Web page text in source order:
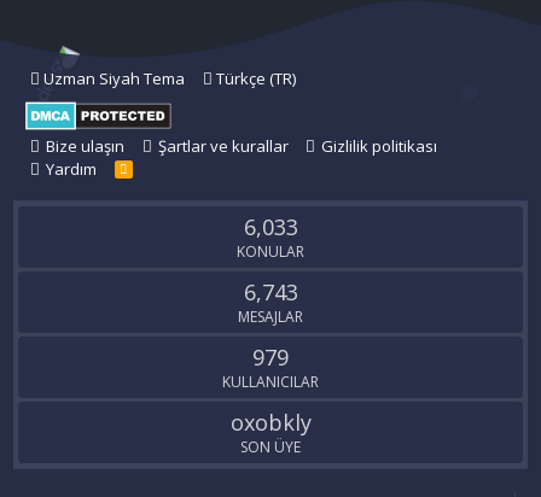
Uzman Siyah Tema Türkçe (TR)
Bize ulaşın Şartlar ve kurallar
Gizlilik politikası
Yardım
R
S
6,033
KONULAR
6,743
MESAJLAR
979
KULLANICILAR
oxobkly
SON ÜYE